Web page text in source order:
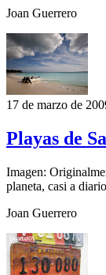
Joan Guerrero
17 de marzo de
Playas de
Imagen:
planeta, casi a
Joan Guerrero